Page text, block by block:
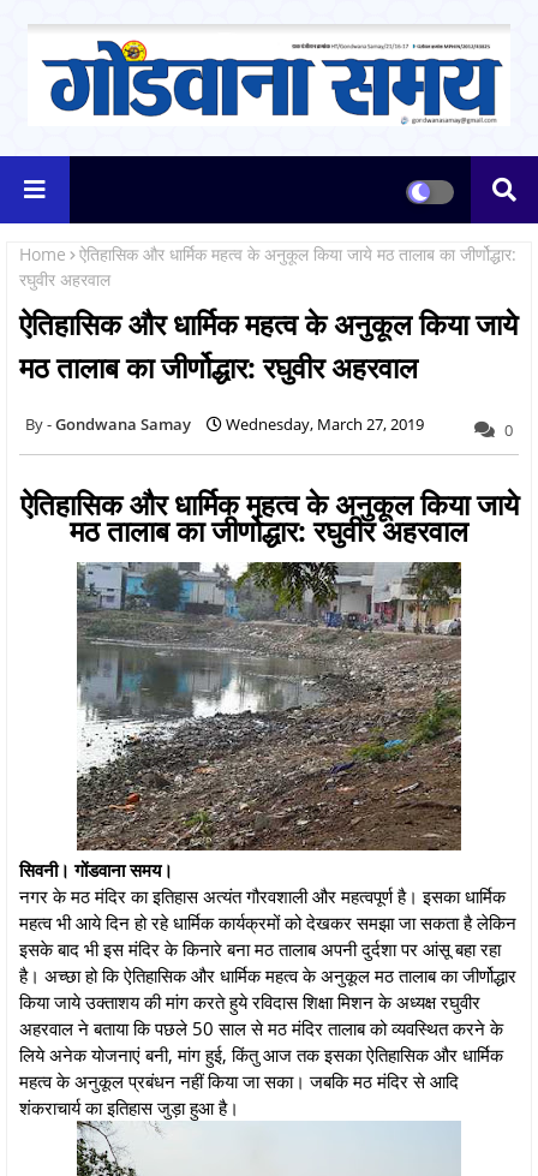
Home
ऐतिहासिक और धार्मिक महत्व के अनुकूल किया जाये मठ तालाब का जीर्णोद्धार:
रघुवीर अहरवाल
ऐतिहासिक और धार्मिक महत्व के अनुकूल किया जाये
मठ तालाब का जीर्णोद्धार: रघुवीर अहरवाल
Gondwana Samay Wednesday, March 27, 2019 0
ऐतिहासिक और धार्मिक महत्व के अनुकूल किया जाये
मठ तालाब का जीर्णोद्धार: रघुवीर अहरवाल
सिवनी। गोंडवाना समय।
नगर के मठ मंदिर का इतिहास अत्यंत गौरवशाली और महत्वपूर्ण है। इसका धार्मिक
महत्व भी आये दिन हो रहे धार्मिक कार्यक्रमों को देखकर समझा जा सकता है लेकिन
इसके बाद भी इस मंदिर के किनारे बना मठ तालाब अपनी दुर्दशा पर आंसू बहा रहा
है। अच्छा हो कि ऐतिहासिक और धार्मिक महत्व के अनुकूल मठ तालाब का जीर्णोद्धार
किया जाये उक्ताशय की मांग करते हुये रविदास शिक्षा मिशन के अध्यक्ष रघुवीर
अहरवाल ने बताया कि पछले 50 साल से मठ मंदिर तालाब को व्यवस्थित करने के
लिये अनेक योजनाएं बनी, मांग हुई, किंतु आज तक इसका ऐतिहासिक और धार्मिक
महत्व के अनुकूल प्रबंधन नहीं किया जा सका। जबकि मठ मंदिर से आदि
शंकराचार्य का इतिहास जुड़ा हुआ है।